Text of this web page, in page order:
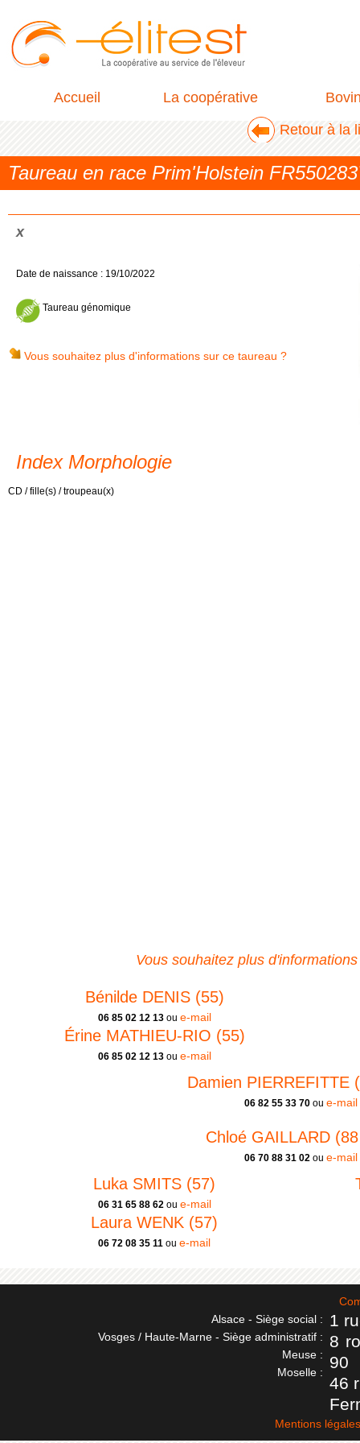
Accueil La coopérative
Retour à la
Taureau en race Prim'Holstein
x
Date de naissance : 19/10/2022
Taureau génomique
Vous souhaitez plus d'informations sur ce taureau ?
Index Morphologie
CD / fille(s) / troupeau(x)
Vous souhaitez plus
Bénilde DENIS (55)
06 85 02 12 13 ou e-mail
Érine MATHIEU-RIO (55)
06 85 02 12 13 ou e-mail
Damien PIERREFITTE
06 82 55 33 70 oue-mail
Chloé GAILLARD
06 70 88 31 02 oue-mail
Luka SMITS (57)
06 31 65 88 62 ou e-mail
Laura WENK (57)
06 72 08 35 11 oue-mail
Alsace - Siège social :
Vosges / Haute-Marne - Siège administratif :
Meuse :
Moselle :
1
8
90
46
Mentions légales